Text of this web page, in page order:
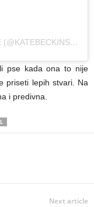
A POST SHARED BY KATE BECKINSALE (@KATEBECKINSALE)
pse kada ona to nije
priseti lepih stvari. Na
i predivna.
Next article